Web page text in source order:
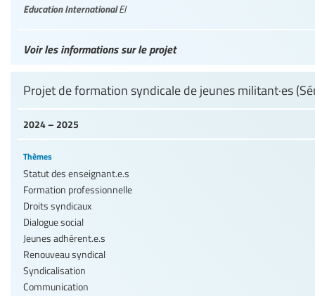
Education InternationalEI
Voir les informations sur le projet
2024 – 2025
Projet de formation syndicale de jeunes militant·es
Thèmes
Statut des enseignant.e.s
Formation professionnelle
Droits syndicaux
Dialogue social
Jeunes adhérent.e.s
Renouveau syndical
Syndicalisation
Communication